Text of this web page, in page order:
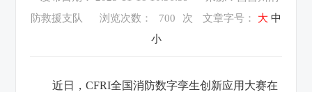
防救援支队
浏览次数： 700 次 文章字号： 大 中
小
近日，CFRI全国消防数字孪生创新应用大赛在